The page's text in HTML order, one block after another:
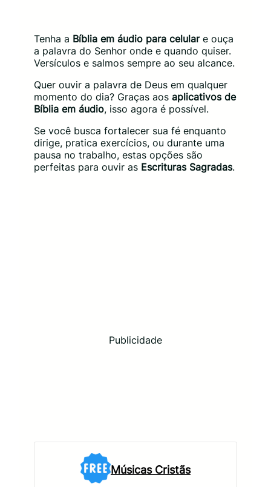
Tenha a Bíblia em áudio para celulare ouça
a palavra do Senhor onde e quando quiser.
Versículos e salmos sempre ao seu alcance.
Quer ouvir a palavra de Deus em qualquer
momento do dia? Graças aos aplicativos de
Bíblia em áudio, isso agora é possível.
Se você busca fortalecer sua fé enquanto
dirige, pratica exercícios, ou durante uma
pausa no trabalho, estas opções são
perfeitas para ouvir as Escrituras Sagradas.
Publicidade
Músicas Cristãs